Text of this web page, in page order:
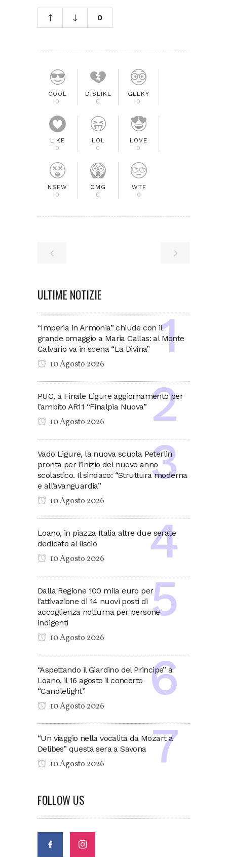
0
COOL
0
DISLIKE
0
GEEKY
0
LIKE
0
LOL
0
LOVE
0
NSFW
0
OMG
0
WTF
0
ULTIME NOTIZIE
“Imperia in Armonia” chiude con il
grande omaggio a Maria Callas: al Monte
Calvario va in scena “La Divina”
10 Agosto 2026
PUC, a Finale Ligure aggiornamento per
l’ambito AR11 “Finalpia Nuova”
10 Agosto 2026
Vado Ligure, la nuova scuola Peterlin
pronta per l’inizio del nuovo anno
scolastico. Il sindaco: “Struttura moderna
e all’avanguardia”
10 Agosto 2026
Loano, in piazza Italia altre due serate
dedicate al liscio
10 Agosto 2026
Dalla Regione 100 mila euro per
l’attivazione di 14 nuovi posti di
accoglienza notturna per persone
indigenti
10 Agosto 2026
“Aspettando il Giardino del Principe” a
Loano, il 16 agosto il concerto
“Candlelight”
10 Agosto 2026
“Un viaggio nella vocalità da Mozart a
Delibes” questa sera a Savona
10 Agosto 2026
FOLLOW US